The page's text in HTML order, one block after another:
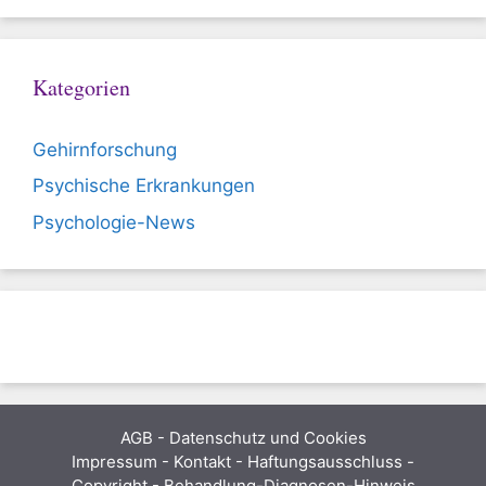
Kategorien
Gehirnforschung
Psychische Erkrankungen
Psychologie-News
AGB - Datenschutz und Cookies
Impressum - Kontakt - Haftungsausschluss -